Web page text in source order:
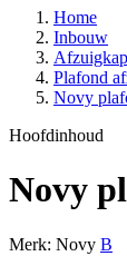
Home
Inbouw
Afzuigkap
Plafond
Novy
Hoofdinhoud
Novy
Merk: Novy B